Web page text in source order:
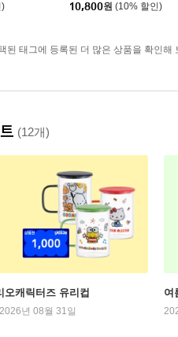
)
10,800원 (10% 할인)
된 태그에 등록된 더 많은 상품을 확인해
(12개)
캐릭터즈 유리컵
년 08월 31일
여